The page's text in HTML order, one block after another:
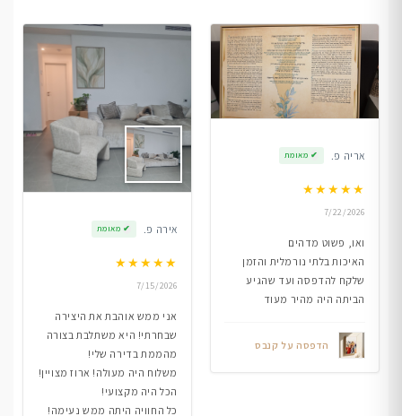
אריה פ. ✔ מאומת
★★★★★
7/22/2026
ואו, פשוט מדהים
האיכות בלתי נורמלית והזמן
שלקח להדפסה ועד שהגיע
הביתה היה מהיר מעוד
הדפסה על קנבס
אירה פ. ✔ מאומת
★★★★★
7/15/2026
אני ממש אוהבת את היצירה
שבחרתי! היא משתלבת בצורה
מהממת בדירה שלי!
משלוח היה מעולה! ארוז מצויין!
הכל היה מקצועי!
כל החוויה היתה ממש נעימה!